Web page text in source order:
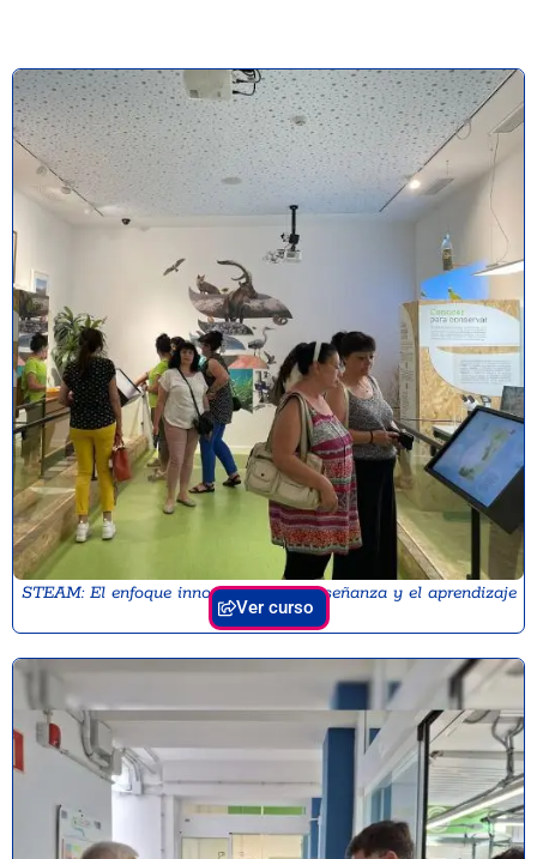
STEAM: El enfoque innovador de la enseñanza y el aprendizaje
Ver curso